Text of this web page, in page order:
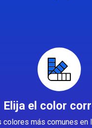
Elija el color
colores más comunes